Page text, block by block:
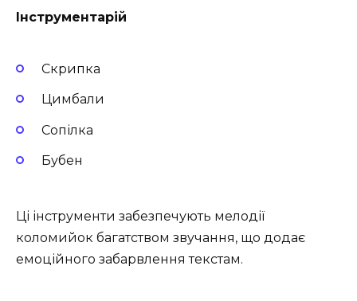
Інструментарій
Скрипка
Цимбали
Сопілка
Бубен
Ці інструменти забезпечують мелодії
коломийок багатством звучання, що додає
емоційного забарвлення текстам.